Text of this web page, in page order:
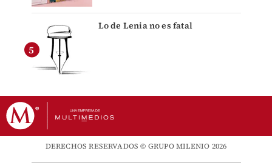
Lo de Lenia no es fatal
DERECHOS RESERVADOS © GRUPO MILENIO 2026